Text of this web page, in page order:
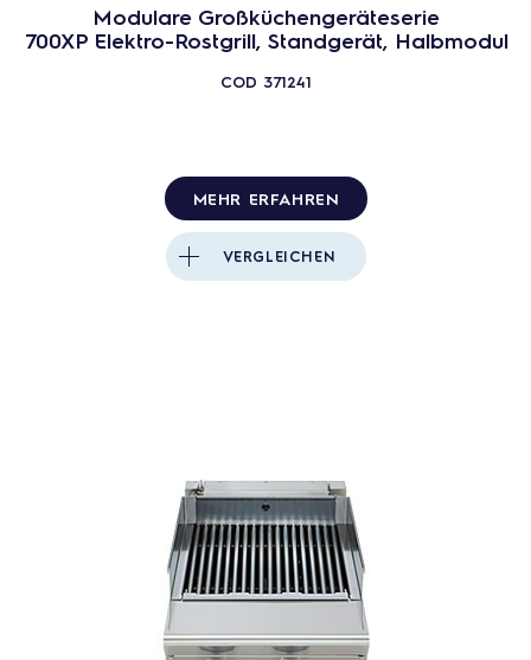
Modulare Großküchengeräteserie
700XP Elektro-Rostgrill, Standgerät, Halbmodul
COD 371241
MEHR ERFAHREN
VERGLEICHEN